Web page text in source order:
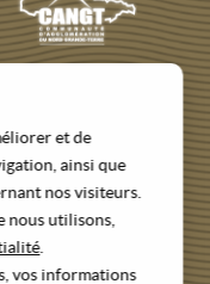
et de
ainsi que
nos visiteurs.
nous utilisons,
.
vos informations